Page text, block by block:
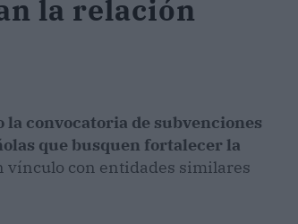
la relación
la convocatoria de subvenciones
que busquen fortalecer la
vínculo con entidades similares